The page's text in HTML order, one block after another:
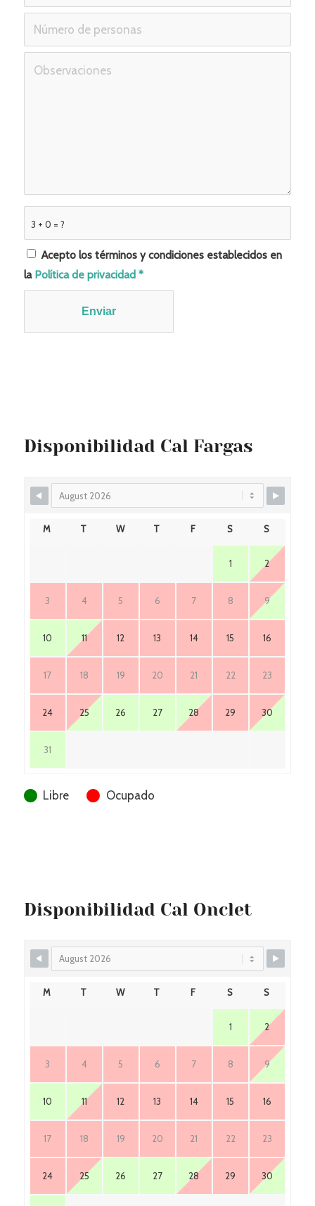
3 + 0 = ?
Acepto los términos y condiciones establecidos en
la Política de privacidad *
Disponibilidad Cal Fargas
M T W T F S S
1 2
3 4 5 6 7 8 9
10 11 12 13 14 15 16
17 18 19 20 21 22 23
24 25 26 27 28 29 30
31
Libre Ocupado
Disponibilidad Cal Onclet
M T W T F S S
1 2
3 4 5 6 7 8 9
10 11 12 13 14 15 16
17 18 19 20 21 22 23
24 25 26 27 28 29 30